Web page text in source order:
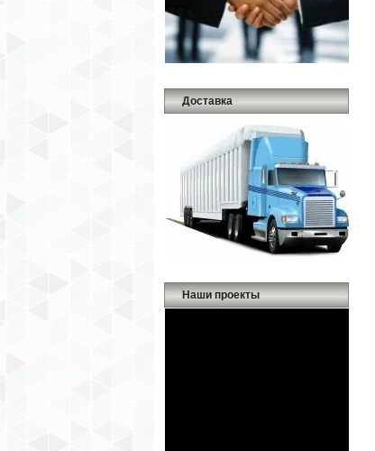
Доставка
Наши проекты